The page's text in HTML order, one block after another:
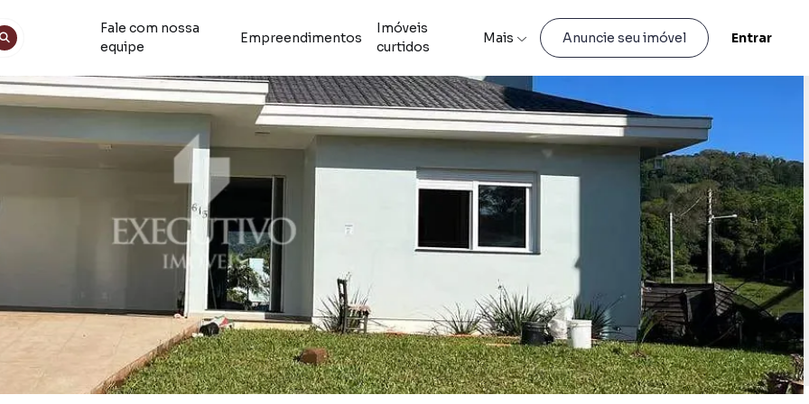
Fale com nossa
equipe
Empreendimentos
Imóveis
curtidos
Mais Anuncie seu imóvel Entrar